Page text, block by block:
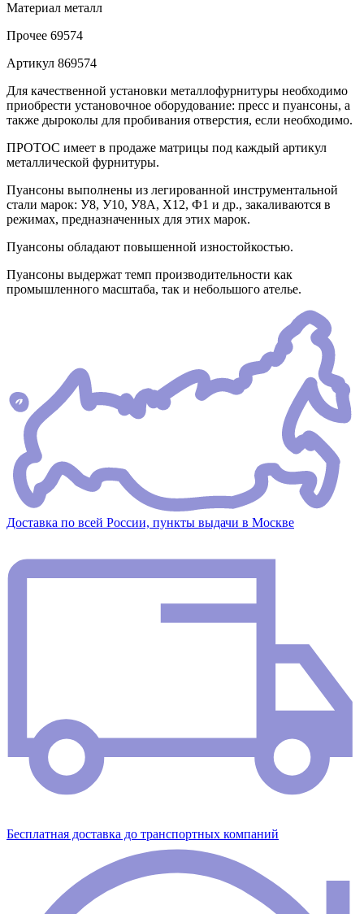
Материал металл
Прочее 69574
Артикул 869574
Для качественной установки металлофурнитуры необходимо
приобрести установочное оборудование: пресс и пуансоны, а
также дыроколы для пробивания отверстия, если необходимо.
ПРОТОС имеет в продаже матрицы под каждый артикул
металлической фурнитуры.
Пуансоны выполнены из легированной инструментальной
стали марок: У8, У10, У8А, Х12, Ф1 и др., закаливаются в
режимах, предназначенных для этих марок.
Пуансоны обладают повышенной изностойкостью.
Пуансоны выдержат темп производительности как
промышленного масштаба, так и небольшого ателье.
Доставка по всей России, пункты выдачи в Москве
Бесплатная доставка до транспортных компаний